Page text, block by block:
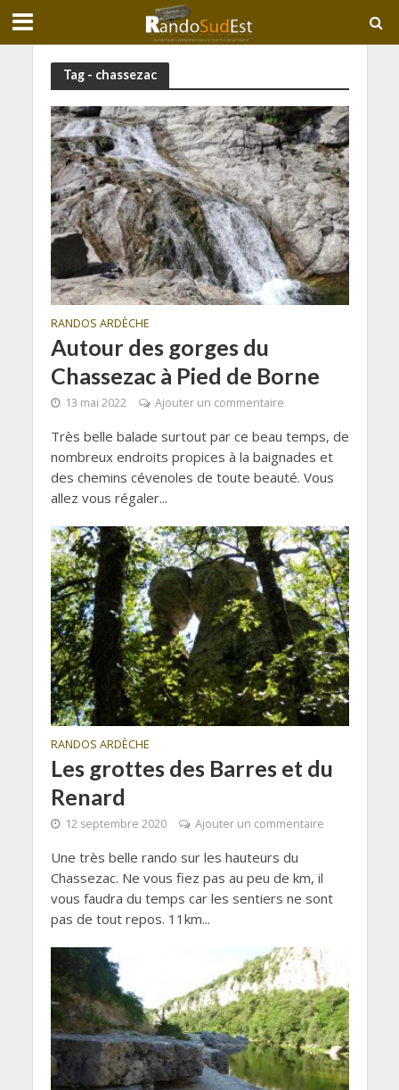
Tag - chassezac
RANDOS ARDÈCHE
Autour des gorges du
Chassezac à Pied de Borne
13 mai 2022 Ajouter un commentaire
Très belle balade surtout par ce beau temps, de
nombreux endroits propices à la baignades et
des chemins cévenoles de toute beauté. Vous
allez vous régaler...
RANDOS ARDÈCHE
Les grottes des Barres et du
Renard
12 septembre 2020 Ajouter un commentaire
Une très belle rando sur les hauteurs du
Chassezac. Ne vous fiez pas au peu de km, il
vous faudra du temps car les sentiers ne sont
pas de tout repos. 11km...